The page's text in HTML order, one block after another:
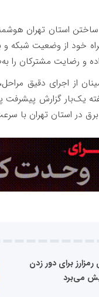
خود از وضعیت شبکه
از اجرای دقیق
یک‌بار گزارش پیشرفت
در استان تهران با
رمزارز برای دور زدن
می‌برد